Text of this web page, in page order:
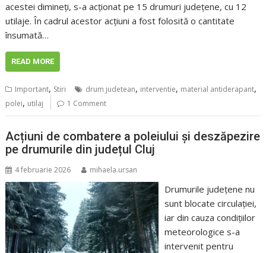
acestei dimineți, s-a acționat pe 15 drumuri județene, cu 12
utilaje. În cadrul acestor acțiuni a fost folosită o cantitate
însumată…
READ MORE
Important, Stiri drum judetean, interventie, material antiderapant,
polei, utilaj 1 Comment
Acțiuni de combatere a poleiului și deszăpezire
pe drumurile din județul Cluj
4 februarie 2026 mihaela.ursan
Drumurile județene nu
sunt blocate circulației,
iar din cauza condițiilor
meteorologice s-a
intervenit pentru